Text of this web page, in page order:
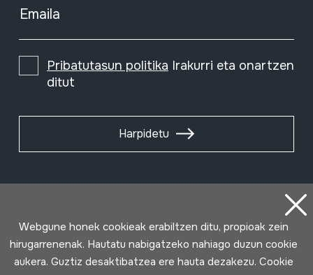
Emaila
Pribatutasun politika Irakurri eta onartzen
ditut
Harpidetu
Webgune honek cookieak erabiltzen ditu, propioak zein
hirugarrenenak. Hautatu nabigatzeko nahiago duzun cookie
aukera. Guztiz desaktibatzea ere hauta dezakezu. Cookie